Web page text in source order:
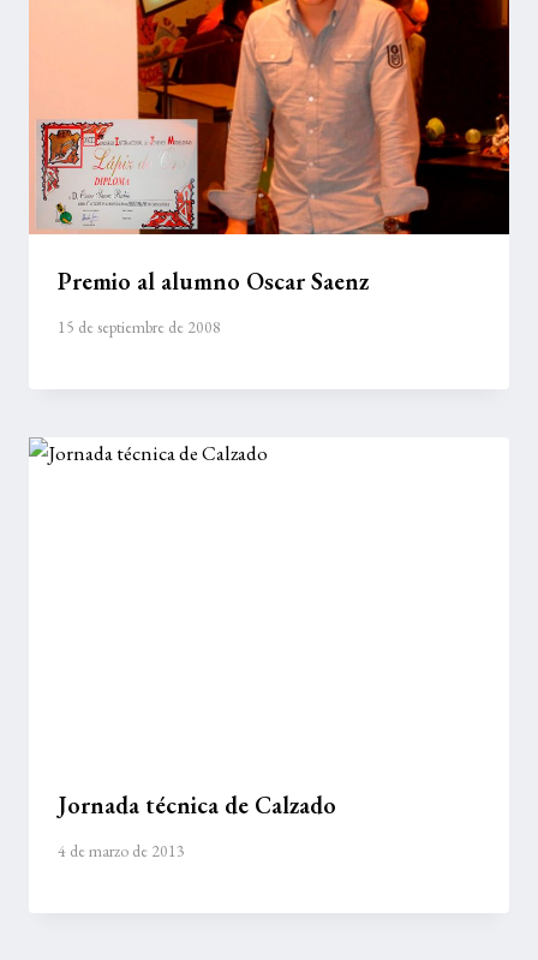
Premio al alumno Oscar Saenz
15 de septiembre de 2008
Jornada técnica de Calzado
4 de marzo de 2013